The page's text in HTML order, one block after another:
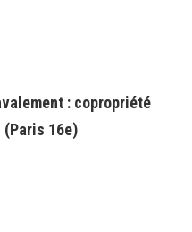
: copropriété
16e)